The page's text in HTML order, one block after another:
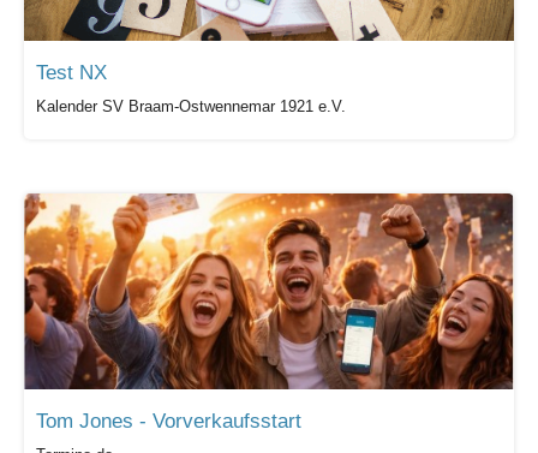
Test NX
Kalender SV Braam-Ostwennemar 1921 e.V.
Tom Jones - Vorverkaufsstart